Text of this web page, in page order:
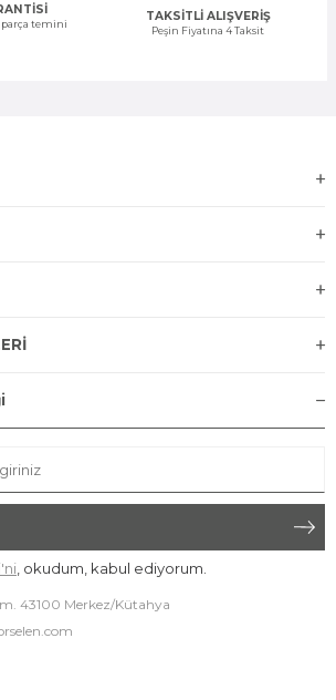
parça temini
TAKSİTLİ ALIŞVERİŞ
Peşin Fiyatına 4 Taksit
, okudum, kabul ediyorum.
43100 Merkez/Kütahya